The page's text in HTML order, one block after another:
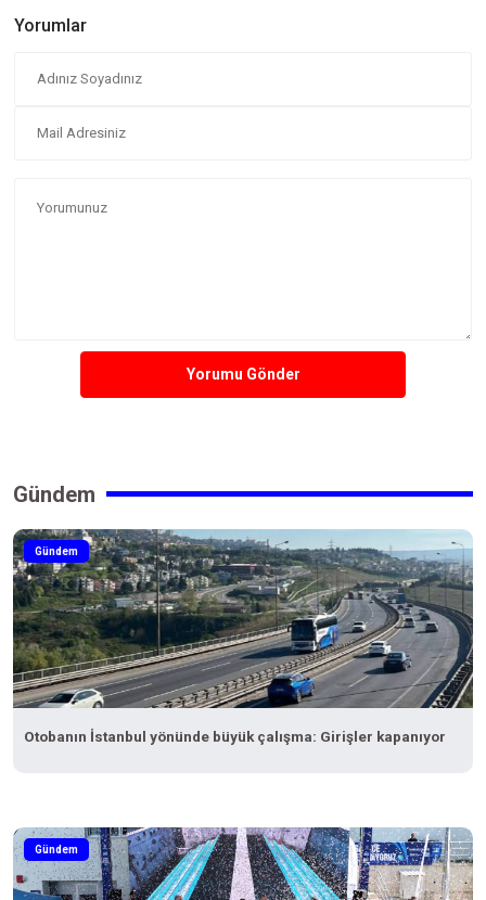
Yorumlar
Yorumu Gönder
Gündem
Gündem
Otobanın İstanbul yönünde büyük çalışma: Girişler kapanıyor
Gündem